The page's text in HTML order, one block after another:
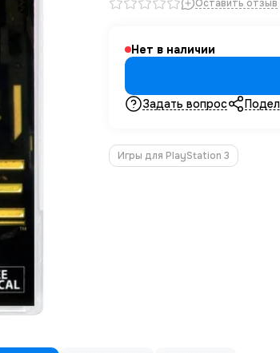
Оставить отзыв
Нет в наличии
Задать вопрос
Игры для PlayStation 3